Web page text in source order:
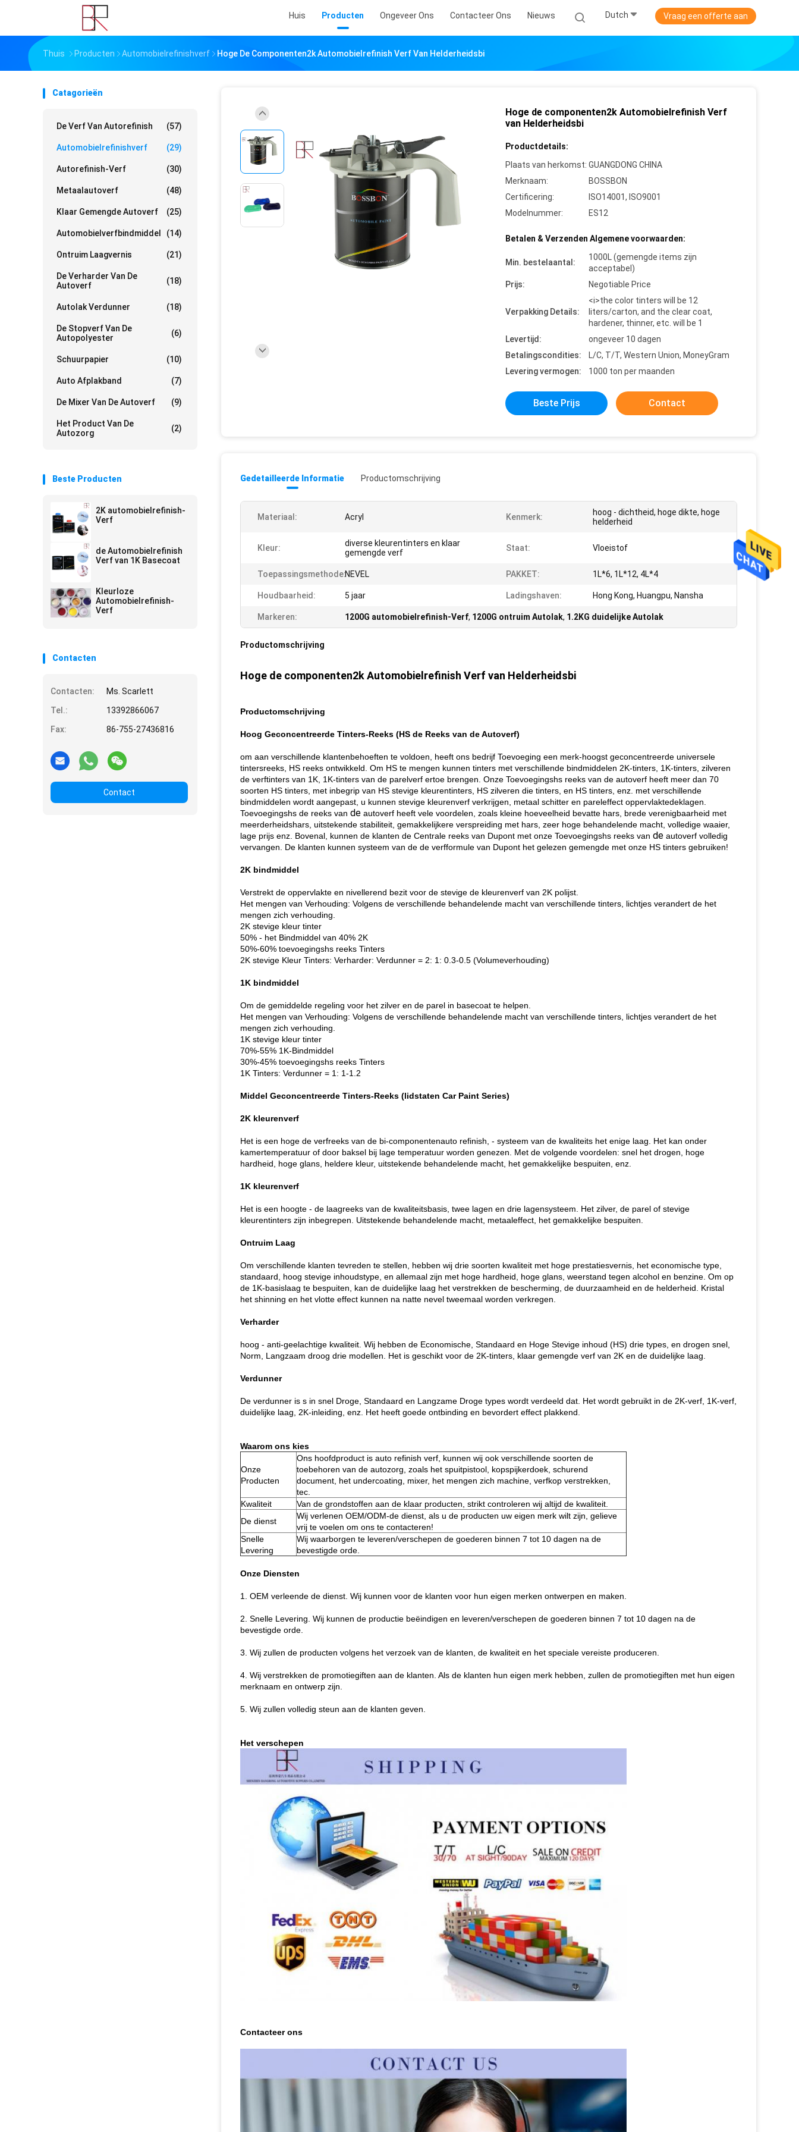
Huis Producten Ongeveer Ons Contacteer Ons Nieuws Dutch Vraag een offerte aan
Thuis Producten Automobielrefinishverf Hoge De Componenten2k Automobielrefinish Verf Van Helderheidsbi
Catagorieën
De Verf Van Autorefinish (57)
Automobielrefinishverf (29)
Autorefinish-Verf (30)
Metaalautoverf (48)
Klaar Gemengde Autoverf (25)
Automobielverfbindmiddel (14)
Ontruim Laagvernis (21)
De Verharder Van De
Autoverf
(18)
Autolak Verdunner (18)
De Stopverf Van De
Autopolyester
(6)
Schuurpapier (10)
Auto Afplakband (7)
De Mixer Van De Autoverf (9)
Het Product Van De
Autozorg
(2)
Beste Producten
2K automobielrefinish-
Verf
de Automobielrefinish
Verf van 1K Basecoat
Kleurloze
Automobielrefinish-
Verf
Contacten
Contacten:
Ms. Scarlett
Tel.:
13392866067
Fax:
86-755-27436816
Contact
Hoge de componenten2k Automobielrefinish Verf
van Helderheidsbi
Productdetails:
Plaats van herkomst: GUANGDONG CHINA
Merknaam:
BOSSBON
Certificering:
ISO14001, ISO9001
Modelnummer:
ES12
Betalen & Verzenden Algemene voorwaarden:
Min. bestelaantal:
1000L (gemengde items zijn
acceptabel)
Prijs:
Negotiable Price
Verpakking Details:
<i>the color tinters will be 12
liters/carton, and the clear coat,
hardener, thinner, etc. will be 1
Levertijd:
ongeveer 10 dagen
Betalingscondities:
L/C, T/T, Western Union, MoneyGram
Levering vermogen:
1000 ton per maanden
Beste Prijs Contact
Gedetailleerde Informatie Productomschrijving
Materiaal: Acryl Kenmerk:
hoog - dichtheid, hoge dikte, hoge
helderheid
Kleur:
diverse kleurentinters en klaar
gemengde verf
Staat: Vloeistof
Toepassingsmethode:NEVEL PAKKET: 1L*6, 1L*12, 4L*4
Houdbaarheid: 5 jaar Ladingshaven: Hong Kong, Huangpu, Nansha
Markeren: 1200G automobielrefinish-Verf, 1200G ontruim Autolak, 1.2KG duidelijke Autolak
Productomschrijving
Hoge de componenten2k Automobielrefinish Verf van Helderheidsbi
Productomschrijving
Hoog Geconcentreerde Tinters-Reeks (HS de Reeks van de Autoverf)
om aan verschillende klantenbehoeften te voldoen, heeft ons bedrijf Toevoeging een merk-hoogst geconcentreerde universele
tintersreeks, HS reeks ontwikkeld. Om HS te mengen kunnen tinters met verschillende bindmiddelen 2K-tinters, 1K-tinters, zilveren
de verftinters van 1K, 1K-tinters van de parelverf ertoe brengen. Onze Toevoegingshs reeks van de autoverf heeft meer dan 70
soorten HS tinters, met inbegrip van HS stevige kleurentinters, HS zilveren die tinters, en HS tinters, enz. met verschillende
bindmiddelen wordt aangepast, u kunnen stevige kleurenverf verkrijgen, metaal schitter en pareleffect oppervlaktedeklagen.
Toevoegingshs de reeks van de autoverf heeft vele voordelen, zoals kleine hoeveelheid bevatte hars, brede verenigbaarheid met
meerderheidshars, uitstekende stabiliteit, gemakkelijkere verspreiding met hars, zeer hoge behandelende macht, volledige waaier,
lage prijs enz. Bovenal, kunnen de klanten de Centrale reeks van Dupont met onze Toevoegingshs reeks van de autoverf volledig
vervangen. De klanten kunnen systeem van de de verfformule van Dupont het gelezen gemengde met onze HS tinters gebruiken!
2K bindmiddel
Verstrekt de oppervlakte en nivellerend bezit voor de stevige de kleurenverf van 2K polijst.
Het mengen van Verhouding: Volgens de verschillende behandelende macht van verschillende tinters, lichtjes verandert de het
mengen zich verhouding.
2K stevige kleur tinter
50% - het Bindmiddel van 40% 2K
50%-60% toevoegingshs reeks Tinters
2K stevige Kleur Tinters: Verharder: Verdunner = 2: 1: 0.3-0.5 (Volumeverhouding)
1K bindmiddel
Om de gemiddelde regeling voor het zilver en de parel in basecoat te helpen.
Het mengen van Verhouding: Volgens de verschillende behandelende macht van verschillende tinters, lichtjes verandert de het
mengen zich verhouding.
1K stevige kleur tinter
70%-55% 1K-Bindmiddel
30%-45% toevoegingshs reeks Tinters
1K Tinters: Verdunner = 1: 1-1.2
Middel Geconcentreerde Tinters-Reeks (lidstaten Car Paint Series)
2K kleurenverf
Het is een hoge de verfreeks van de bi-componentenauto refinish, - systeem van de kwaliteits het enige laag. Het kan onder
kamertemperatuur of door baksel bij lage temperatuur worden genezen. Met de volgende voordelen: snel het drogen, hoge
hardheid, hoge glans, heldere kleur, uitstekende behandelende macht, het gemakkelijke bespuiten, enz.
1K kleurenverf
Het is een hoogte - de laagreeks van de kwaliteitsbasis, twee lagen en drie lagensysteem. Het zilver, de parel of stevige
kleurentinters zijn inbegrepen. Uitstekende behandelende macht, metaaleffect, het gemakkelijke bespuiten.
Ontruim Laag
Om verschillende klanten tevreden te stellen, hebben wij drie soorten kwaliteit met hoge prestatiesvernis, het economische type,
standaard, hoog stevige inhoudstype, en allemaal zijn met hoge hardheid, hoge glans, weerstand tegen alcohol en benzine. Om op
de 1K-basislaag te bespuiten, kan de duidelijke laag het verstrekken de bescherming, de duurzaamheid en de helderheid. Kristal
het shinning en het vlotte effect kunnen na natte nevel tweemaal worden verkregen.
Verharder
hoog - anti-geelachtige kwaliteit. Wij hebben de Economische, Standaard en Hoge Stevige inhoud (HS) drie types, en drogen snel,
Norm, Langzaam droog drie modellen. Het is geschikt voor de 2K-tinters, klaar gemengde verf van 2K en de duidelijke laag.
Verdunner
De verdunner is s in snel Droge, Standaard en Langzame Droge types wordt verdeeld dat. Het wordt gebruikt in de 2K-verf, 1K-verf,
duidelijke laag, 2K-inleiding, enz. Het heeft goede ontbinding en bevordert effect plakkend.
Waarom ons kies
Onze
Producten
Ons hoofdproduct is auto refinish verf, kunnen wij ook verschillende soorten de
toebehoren van de autozorg, zoals het spuitpistool, kopspijkerdoek, schurend
document, het undercoating, mixer, het mengen zich machine, verfkop verstrekken,
tec.
Kwaliteit
Van de grondstoffen aan de klaar producten, strikt controleren wij altijd de kwaliteit.
De dienst
Wij verlenen OEM/ODM-de dienst, als u de producten uw eigen merk wilt zijn, gelieve
vrij te voelen om ons te contacteren!
Snelle
Levering
Wij waarborgen te leveren/verschepen de goederen binnen 7 tot 10 dagen na de
bevestigde orde.
Onze Diensten
1. OEM verleende de dienst. Wij kunnen voor de klanten voor hun eigen merken ontwerpen en maken.
2. Snelle Levering. Wij kunnen de productie beëindigen en leveren/verschepen de goederen binnen 7 tot 10 dagen na de
bevestigde orde.
3. Wij zullen de producten volgens het verzoek van de klanten, de kwaliteit en het speciale vereiste produceren.
4. Wij verstrekken de promotiegiften aan de klanten. Als de klanten hun eigen merk hebben, zullen de promotiegiften met hun eigen
merknaam en ontwerp zijn.
5. Wij zullen volledig steun aan de klanten geven.
Het verschepen
Contacteer ons